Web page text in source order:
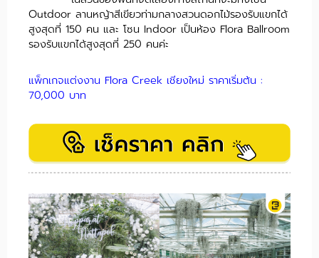
Outdoor ลานหญ้าสีเขียวท่ามกลางสวนดอกไม้รองรับแขกได้
สูงสุดที่ 150 คน และ โซน Indoor เป็นห้อง Flora Ballroom
รองรับแขกได้สูงสุดที่ 250 คนค่ะ
แพ็กเกจแต่งงาน Flora Creek เชียงใหม่ ราคาเริ่มต้น :
70,000 บาท